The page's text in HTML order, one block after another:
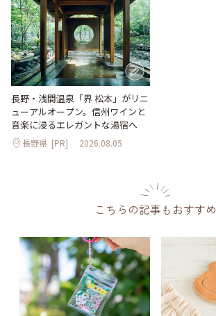
長野・浅間温泉「界 松本」がリニ
ューアルオープン。信州ワインと
音楽に浸るエレガントな湯宿へ
長野県 [PR] 2026.08.05
こちらの記事もおすすめ